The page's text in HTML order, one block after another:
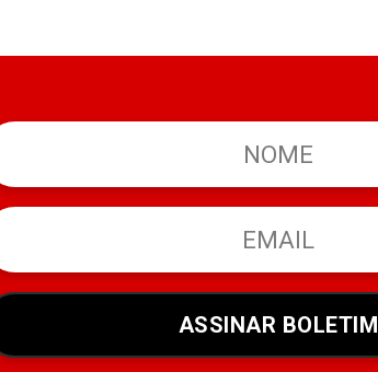
ASSINAR BOLETIM